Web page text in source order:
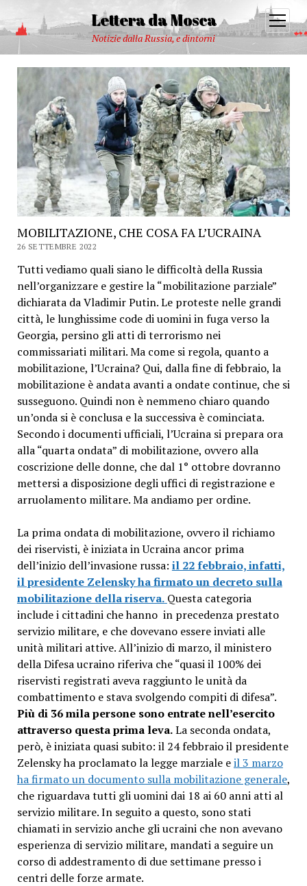
Lettera da Mosca
Notizie dalla Russia, e dintorni
open
menu
MOBILITAZIONE, CHE COSA FA L’UCRAINA
26 SETTEMBRE 2022
Tutti vediamo quali siano le difficoltà della Russia
nell’organizzare e gestire la “mobilitazione parziale”
dichiarata da Vladimir Putin. Le proteste nelle grandi
città, le lunghissime code di uomini in fuga verso la
Georgia, persino gli atti di terrorismo nei
commissariati militari. Ma come si regola, quanto a
mobilitazione, l’Ucraina? Qui, dalla fine di febbraio, la
mobilitazione è andata avanti a ondate continue, che si
susseguono. Quindi non è nemmeno chiaro quando
un’onda si è conclusa e la successiva è cominciata.
Secondo i documenti ufficiali, l’Ucraina si prepara ora
alla “quarta ondata” di mobilitazione, ovvero alla
coscrizione delle donne, che dal 1° ottobre dovranno
mettersi a disposizione degli uffici di registrazione e
arruolamento militare. Ma andiamo per ordine.
La prima ondata di mobilitazione, ovvero il richiamo
dei riservisti, è iniziata in Ucraina ancor prima
dell’inizio dell’invasione russa: il 22 febbraio, infatti,
il presidente Zelensky ha firmato un decreto sulla
mobilitazione della riserva. Questa categoria
include i cittadini che hanno in precedenza prestato
servizio militare, e che dovevano essere inviati alle
unità militari attive. All’inizio di marzo, il ministero
della Difesa ucraino riferiva che “quasi il 100% dei
riservisti registrati aveva raggiunto le unità da
combattimento e stava svolgendo compiti di difesa”.
Più di 36 mila persone sono entrate nell’esercito
attraverso questa prima leva.La seconda ondata,
però, è iniziata quasi subito: il 24 febbraio il presidente
Zelensky ha proclamato la legge marziale eil 3 marzo
ha firmato un documento sulla mobilitazione generale,
che riguardava tutti gli uomini dai 18 ai 60 anni atti al
servizio militare. In seguito a questo, sono stati
chiamati in servizio anche gli ucraini che non avevano
esperienza di servizio militare, mandati a seguire un
corso di addestramento di due settimane presso i
centri delle forze armate.